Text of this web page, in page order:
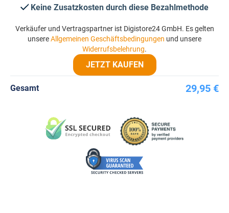
Keine Zusatzkosten durch diese Bezahlmethode
Verkäufer und Vertragspartner ist Digistore24 GmbH. Es gelten
unsereAllgemeinen Geschäftsbedingungen und unsere
Widerrufsbelehrung.
JETZT KAUFEN
Gesamt 29,95 €